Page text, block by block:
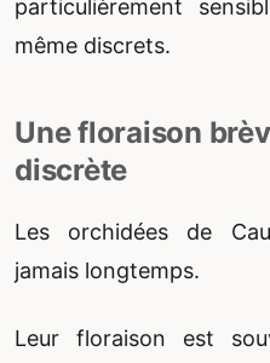
particulièrement
même discrets.
Une floraison
discrète
Les orchidées de
jamais longtemps.
Leur floraison est